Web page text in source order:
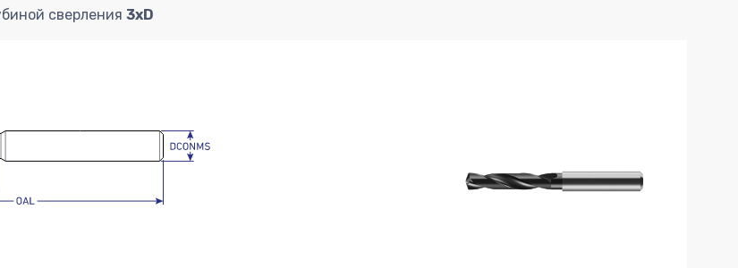
сверления 3xD